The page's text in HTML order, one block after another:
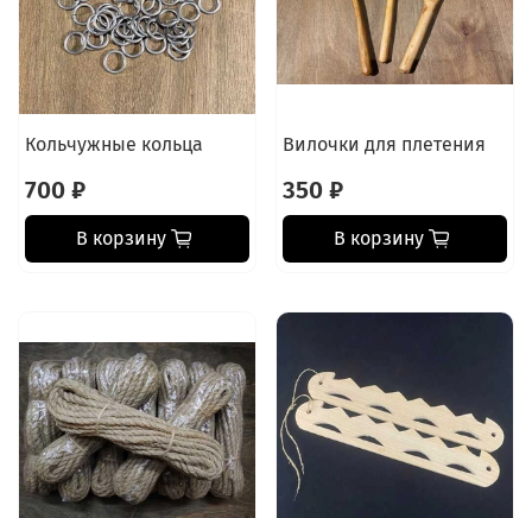
Кольчужные кольца
700 ₽
В корзину
Вилочки для плетения
350 ₽
В корзину